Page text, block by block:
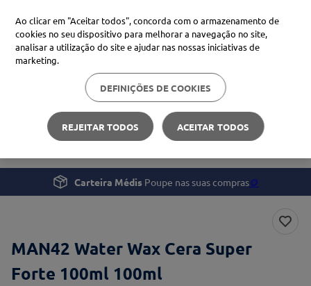
Procure no Marketplace Médis
Pesquisas mais comuns
xiaomi
4º svr
Beleza e Cuidado pessoal
MAN42 Water Wax Cera Super Forte 100ml
Carteira Médis Poupe nas suas compras🪙
MAN42 Water Wax Cera Super
Forte 100ml 100ml
Ao clicar em "Aceitar todos", concorda com o armazenamento de
cookies no seu dispositivo para melhorar a navegação no site,
analisar a utilização do site e ajudar nas nossas iniciativas de
marketing.
DEFINIÇÕES DE COOKIES
REJEITAR TODOS ACEITAR TODOS